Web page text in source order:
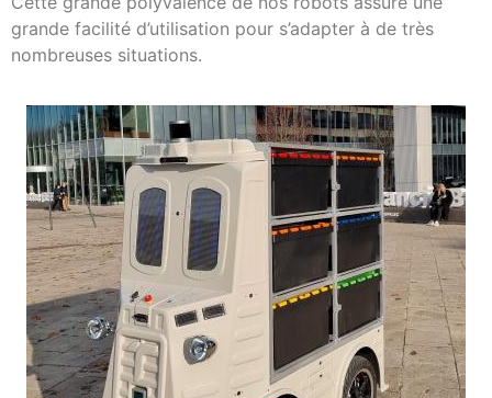
grande facilité d’utilisation pour s’adapter à de très
nombreuses situations.